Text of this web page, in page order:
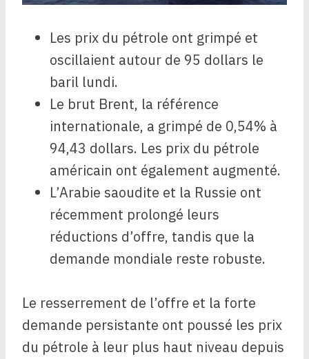
Les prix du pétrole ont grimpé et
oscillaient autour de 95 dollars le
baril lundi.
Le brut Brent, la référence
internationale, a grimpé de 0,54% à
94,43 dollars. Les prix du pétrole
américain ont également augmenté.
L’Arabie saoudite et la Russie ont
récemment prolongé leurs
réductions d’offre, tandis que la
demande mondiale reste robuste.
Le resserrement de l’offre et la forte
demande persistante ont poussé les prix
du pétrole à leur plus haut niveau depuis